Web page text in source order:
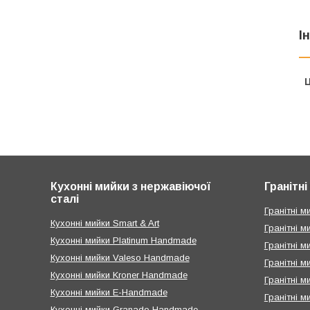
Кухонні мийки з нержавіючої
сталі
Кухонні мийки Smart & Art
Кухонні мийки Platinum Handmade
Кухонні мийки Valeso Handmade
Кухонні мийки Kroner Handmade
Кухонні мийки E-Handmade
Гранітні
Гранітні
Гранітні
Гранітні
Гранітні
Гранітні